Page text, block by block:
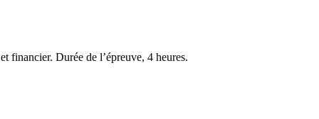
financier. Durée de l’épreuve, 4 heures.